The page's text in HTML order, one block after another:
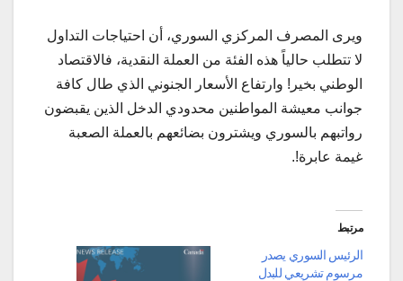
ويرى المصرف المركزي السوري، أن احتياجات التداول
لا تتطلب حالياً هذه الفئة من العملة النقدية، فالاقتصاد
الوطني بخير! وارتفاع الأسعار الجنوني الذي طال كافة
جوانب معيشة المواطنين محدودي الدخل الذين يقبضون
رواتبهم بالسوري ويشترون بضائعهم بالعملة الصعبة
غيمة عابرة!.
مرتبط
الرئيس السوري يصدر
مرسوم تشريعي للبدل